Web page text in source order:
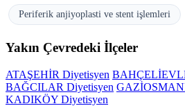
Periferik anjiyoplasti ve stent işlemleri
Yakın Çevredeki İlçeler
ATAŞEHİR Diyetisyen
BAĞCILAR Diyetisyen
KADIKÖY Diyetisyen